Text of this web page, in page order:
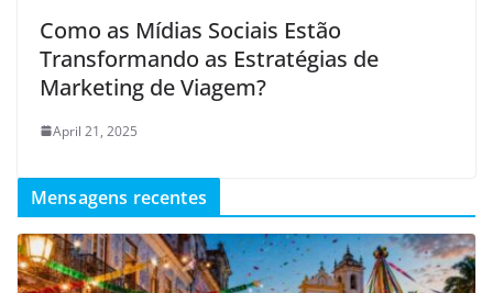
Como as Mídias Sociais Estão
Transformando as Estratégias de
Marketing de Viagem?
April 21, 2025
Mensagens recentes